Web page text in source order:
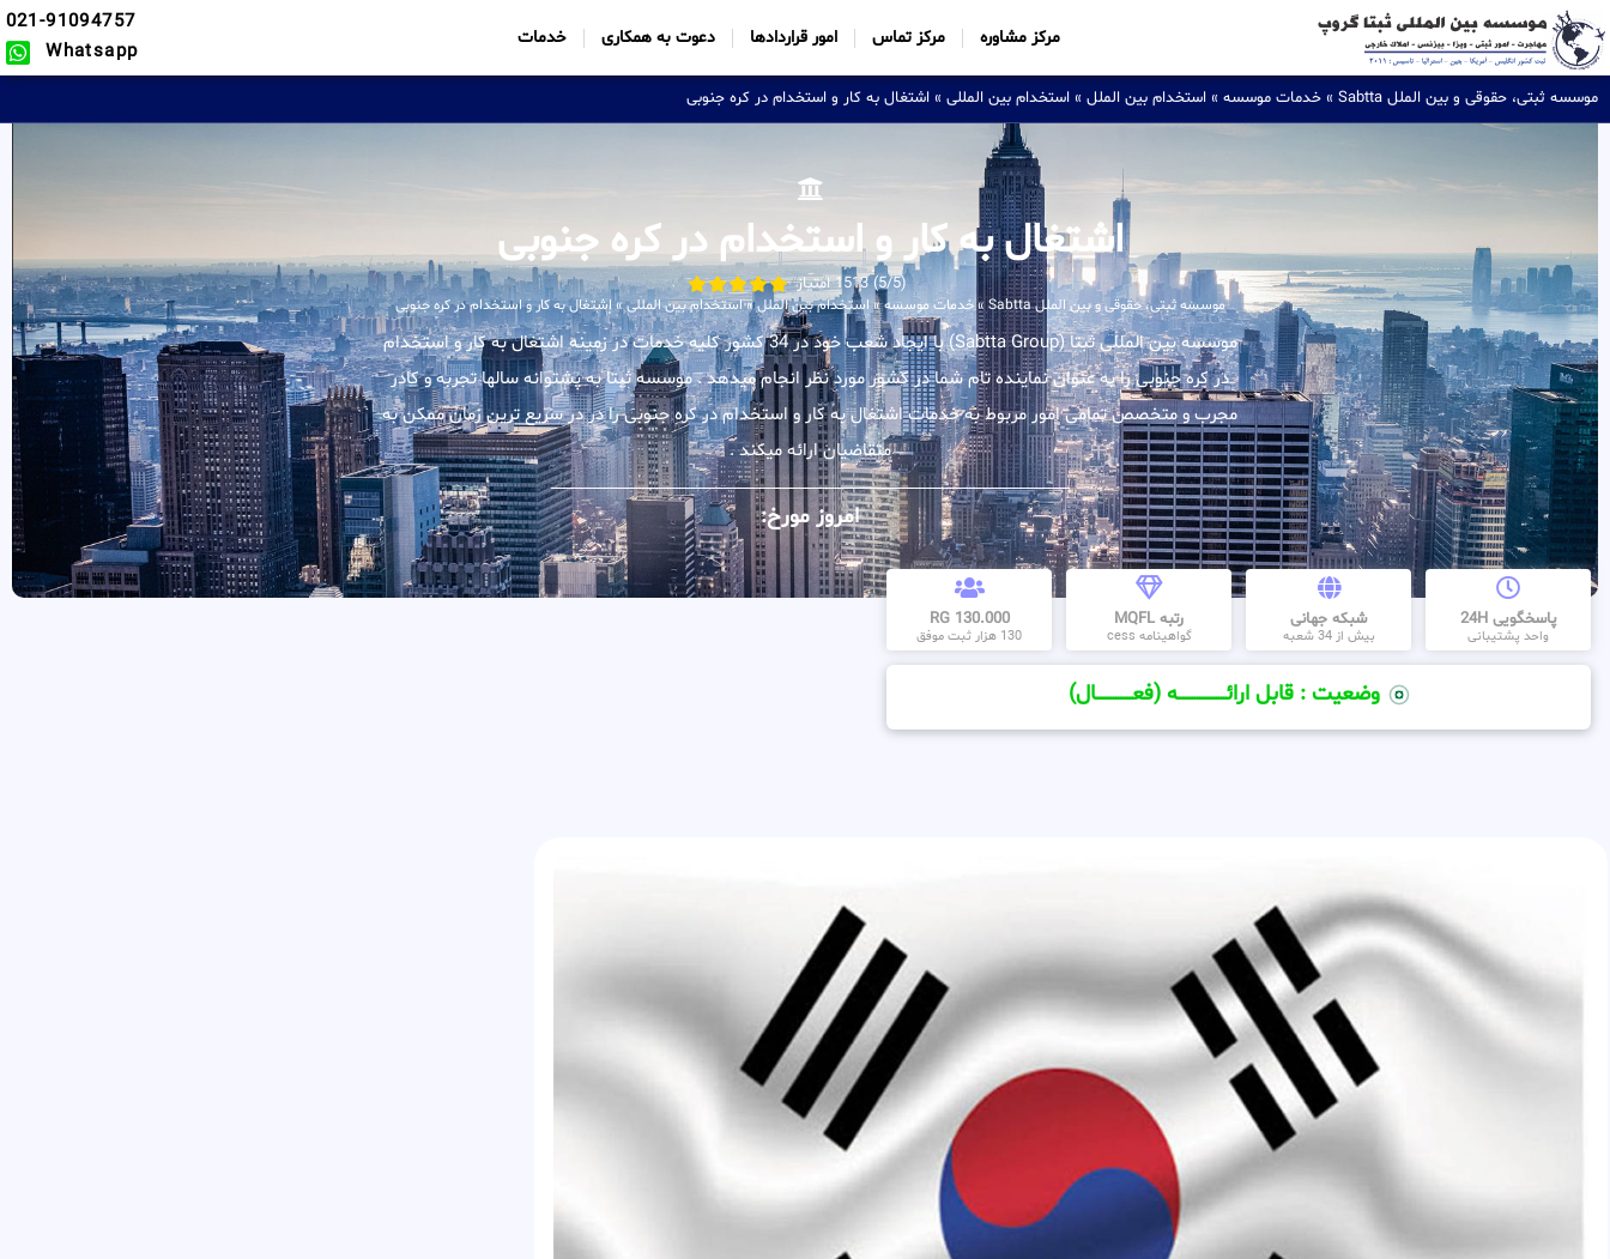
مرکز مشاوره مرکز تماس امور قراردادها دعوت به همکاری خدمات
021-91094757
Whatsapp
موسسه ثبتی، حقوقی و بین الملل Sabtta » خدمات موسسه » استخدام بین الملل » استخدام بین المللی » اشتغال به کار و استخدام در کره جنوبی
اشتغال به کار و استخدام در کره جنوبی
(5/5) 1513 امتیاز
موسسه ثبتی، حقوقی و بین الملل Sabtta »خدمات موسسه» استخدام بین الملل»استخدام بین المللی»اشتغال به کار و استخدام در کره جنوبی
موسسه بین المللی ثبتا (Sabtta Group) با ایجاد شعب خود در 34 کشور کلیه خدمات در زمینه اشتغال به کار و استخدام
در کره جنوبی را به عنوان نماینده تام شما در کشور مورد نظر انجام میدهد . موسسه ثبتا به پشتوانه سالها تجربه و کادر
مجرب و متخصص تمامی امور مربوط به خدمات اشتغال به کار و استخدام در کره جنوبی را در در سریع ترین زمان ممکن به
متقاضیان ارائه میکند .
امروز مورخ:
پاسخگویی 24H
واحد پشتیبانی
شبکه جهانی
بیش از 34 شعبه
رتبه MQFL
گواهینامه cess
130.000 RG
130 هزار ثبت موفق
وضعیت : قابل ارائــــــــــــــــــــه (فعـــــــــــــــال)